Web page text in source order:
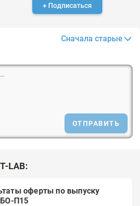
+ Подписаться
Сначала старые
ОТПРАВИТЬ
LAB:
оферты по выпуску
БО-П15